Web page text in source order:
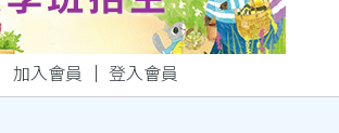
加入會員 ｜ 登入會員